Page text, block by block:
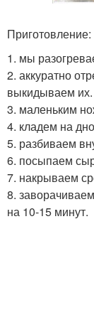
Приготовление:
1. мы
2. аккуратно
выкидываем их.
3. маленьким
4. кладем на
5. разбиваем
6. посыпаем
7. накрываем
8.
на 10-15 минут.